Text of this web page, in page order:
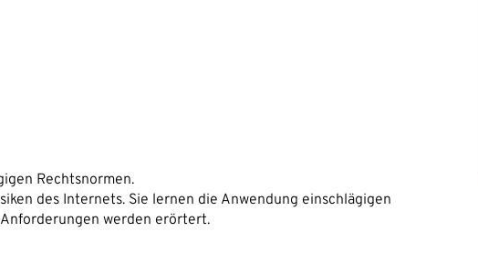
Rechtsnormen.
des Internets. Sie lernen die Anwendung einschlägigen
werden erörtert.